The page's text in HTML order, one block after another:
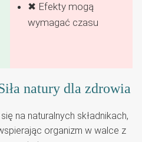
✖ Efekty mogą
wymagać czasu
natury dla zdrowia
na naturalnych składnikach,
organizm w walce z